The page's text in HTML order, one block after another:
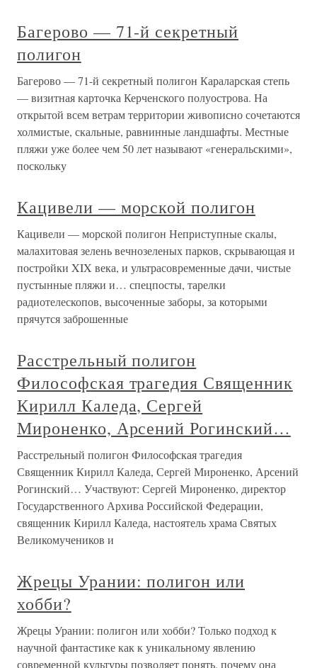
Багерово — 71-й секретный
полигон
Багерово — 71-й секретный полигон Караларская степь
— визитная карточка Керченского полуострова. На
открытой всем ветрам территории живописно сочетаются
холмистые, скальные, равнинные ландшафты. Местные
пляжи уже более чем 50 лет называют «генеральскими»,
поскольку
Кацивели — морской полигон
Кацивели — морской полигон Неприступные скалы,
малахитовая зелень вечнозеленых парков, скрывающая и
постройки XIX века, и ультрасовременные дачи, чистые
пустынные пляжи и… спецпосты, тарелки
радиотелескопов, высоченные заборы, за которыми
прячутся заброшенные
Расстрельный полигон
Философская трагедия Священник
Кирилл Каледа, Сергей
Мироненко, Арсений Рогинский…
Расстрельный полигон Философская трагедия
Священник Кирилл Каледа, Сергей Мироненко, Арсений
Рогинский… Участвуют: Сергей Мироненко, директор
Государственного Архива Российской Федерации,
священник Кирилл Каледа, настоятель храма Святых
Великомучеников и
Жрецы Урании: полигон или
хобби?
Жрецы Урании: полигон или хобби? Только подход к
научной фантастике как к уникальному явлению
современной культуры позволяет понять, почему она